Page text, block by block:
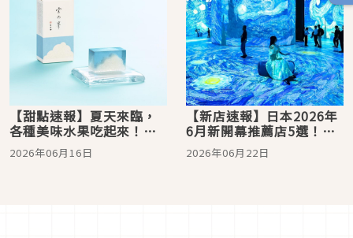
【甜點速報】夏天來臨，
各種美味水果吃起來！日
本 2026 年 6 月必吃美麗
甜點
2026年06月16日
【新店速報】日本2026年
6月新開幕推薦店5選！今
年夏天，就去日本吃美
食、涼爽看展
2026年06月22日